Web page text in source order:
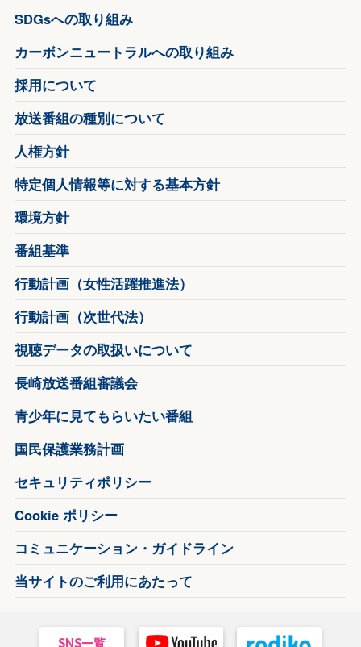
SDGsへの取り組み
カーボンニュートラルへの取り組み
採用について
放送番組の種別について
人権方針
特定個人情報等に対する基本方針
環境方針
番組基準
行動計画（女性活躍推進法）
行動計画（次世代法）
視聴データの取扱いについて
長崎放送番組審議会
青少年に見てもらいたい番組
国民保護業務計画
セキュリティポリシー
Cookie ポリシー
コミュニケーション・ガイドライン
当サイトのご利用にあたって